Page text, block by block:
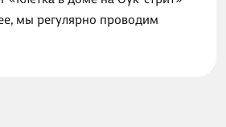
мы регулярно проводим